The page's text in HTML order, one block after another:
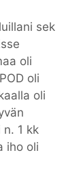
sek
oli
oli
oli
n. 1 kk
iho oli